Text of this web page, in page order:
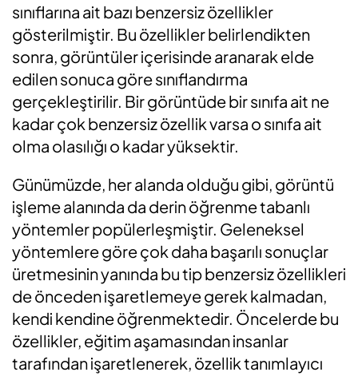
sınıflarına ait bazı benzersiz özellikler
gösterilmiştir. Bu özellikler belirlendikten
sonra, görüntüler içerisinde aranarak elde
edilen sonuca göre sınıflandırma
gerçekleştirilir. Bir görüntüde bir sınıfa ait ne
kadar çok benzersiz özellik varsa o sınıfa ait
olma olasılığı o kadar yüksektir.
Günümüzde, her alanda olduğu gibi, görüntü
işleme alanında da derin öğrenme tabanlı
yöntemler popülerleşmiştir. Geleneksel
yöntemlere göre çok daha başarılı sonuçlar
üretmesinin yanında bu tip benzersiz özellikleri
de önceden işaretlemeye gerek kalmadan,
kendi kendine öğrenmektedir. Öncelerde bu
özellikler, eğitim aşamasından insanlar
tarafından işaretlenerek, özellik tanımlayıcı